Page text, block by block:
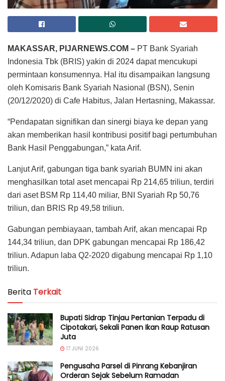
MAKASSAR, PIJARNEWS.COM – PT Bank Syariah
Indonesia Tbk (BRIS) yakin di 2024 dapat mencukupi
permintaan konsumennya. Hal itu disampaikan langsung
oleh Komisaris Bank Syariah Nasional (BSN), Senin
(20/12/2020) di Cafe Habitus, Jalan Hertasning, Makassar.
“Pendapatan signifikan dan sinergi biaya ke depan yang
akan memberikan hasil kontribusi positif bagi pertumbuhan
Bank Hasil Penggabungan,” kata Arif.
Lanjut Arif, gabungan tiga bank syariah BUMN ini akan
menghasilkan total aset mencapai Rp 214,65 triliun, terdiri
dari aset BSM Rp 114,40 miliar, BNI Syariah Rp 50,76
triliun, dan BRIS Rp 49,58 triliun.
Gabungan pembiayaan, tambah Arif, akan mencapai Rp
144,34 triliun, dan DPK gabungan mencapai Rp 186,42
triliun. Adapun laba Q2-2020 digabung mencapai Rp 1,10
triliun.
Berita Terkait
Bupati Sidrap Tinjau Pertanian Terpadu di
Cipotakari, Sekali Panen Ikan Raup Ratusan
Juta
17 JUNI 2026
Pengusaha Parsel di Pinrang Kebanjiran
Orderan Sejak Sebelum Ramadan